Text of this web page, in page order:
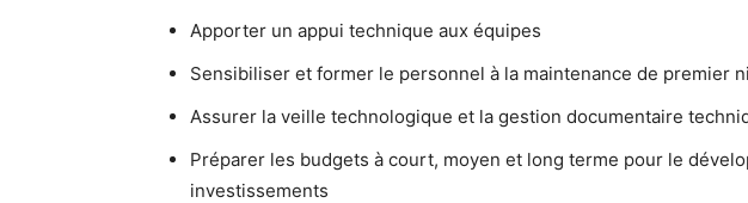
Apporter un appui technique aux équipes
Sensibiliser et former le personnel à la maintenance de premier
Assurer la veille technologique et la gestion documentaire
Préparer les budgets à court, moyen et long terme pour le
investissements